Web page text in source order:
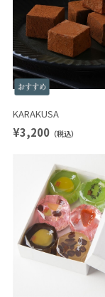
KARAKUSA
¥3,200（税込）